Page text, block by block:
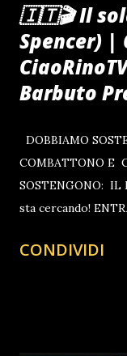
🇮🇹🎬 Il
Spencer) |
Barbuto
DOBBIAMO
COMBATTONO E
SOSTENGONO: IL
sta cercando!
CONDIVIDI